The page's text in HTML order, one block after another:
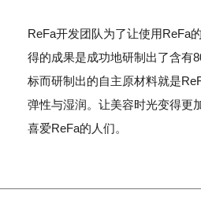
ReFa开发团队为了让使用ReFa
得的成果是成功地研制出了含有
标而研制出的自主原材料就是
弹性与湿润。让美容时光变得更
喜爱ReFa的人们。